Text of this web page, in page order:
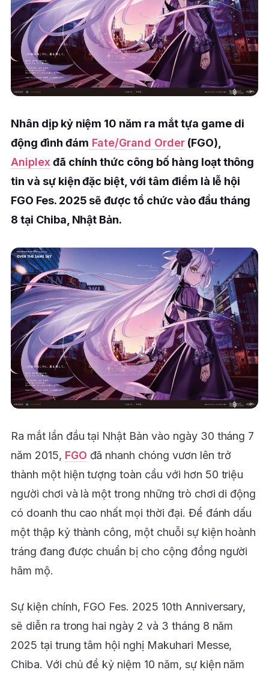
Nhân dịp kỷ niệm 10 năm ra mắt tựa game di
động đình đám Fate/Grand Order(FGO),
Aniplex đã chính thức công bố hàng loạt thông
tin và sự kiện đặc biệt, với tâm điểm là lễ hội
FGO Fes. 2025 sẽ được tổ chức vào đầu tháng
8 tại Chiba, Nhật Bản.
Ra mắt lần đầu tại Nhật Bản vào ngày 30 tháng 7
năm 2015, FGO đã nhanh chóng vươn lên trở
thành một hiện tượng toàn cầu với hơn 50 triệu
người chơi và là một trong những trò chơi di động
có doanh thu cao nhất mọi thời đại. Để đánh dấu
một thập kỷ thành công, một chuỗi sự kiện hoành
tráng đang được chuẩn bị cho cộng đồng người
hâm mộ.
Sự kiện chính, FGO Fes. 2025 10th Anniversary,
sẽ diễn ra trong hai ngày 2 và 3 tháng 8 năm
2025 tại trung tâm hội nghị Makuhari Messe,
Chiba. Với chủ đề kỷ niệm 10 năm, sự kiện năm